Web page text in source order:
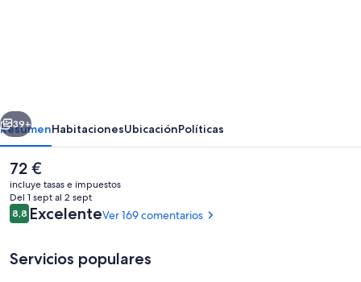
Siguiente
39+
ResumenHabitacionesUbicaciónPolíticas
El
precio
actual
es
de
72 €
incluye tasas e impuestos
Del 1 sept al 2 sept
Comentarios
8,88,8 de 10
ExcelenteVer 169 comentarios
Servicios populares